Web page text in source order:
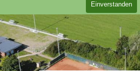
Einverstanden